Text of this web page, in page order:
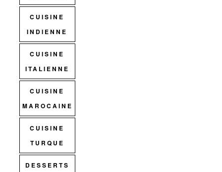
CUISINE
INDIENNE
CUISINE
ITALIENNE
CUISINE
MAROCAINE
CUISINE
TURQUE
DESSERTS